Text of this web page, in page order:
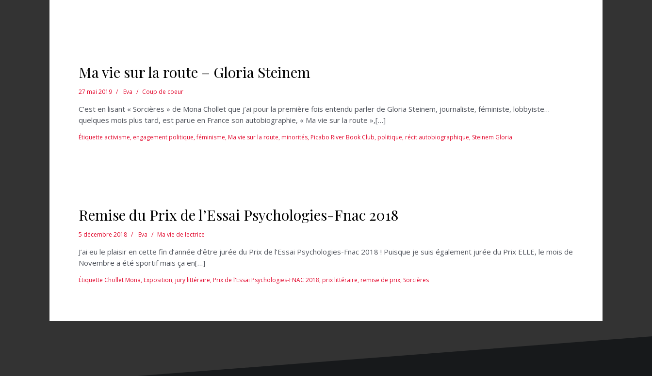
Ma vie sur la route – Gloria Steinem
27 mai 2019 Eva Coup de coeur
C’est en lisant « Sorcières » de Mona Chollet que j’ai pour la première fois entendu parler de Gloria Steinem, journaliste, féministe, lobbyiste…
quelques mois plus tard, est parue en France son autobiographie, « Ma vie sur la route »,[…]
Étiquette activisme, engagement politique,féminisme,Ma vie sur la route,minorités,Picabo River Book Club,politique,récit autobiographique, Steinem Gloria
Remise du Prix de l’Essai Psychologies-Fnac 2018
5 décembre 2018 Eva Ma vie de lectrice
J’ai eu le plaisir en cette fin d’année d’être jurée du Prix de l’Essai Psychologies-Fnac 2018 ! Puisque je suis également jurée du Prix ELLE, le mois de
Novembre a été sportif mais ça en[…]
Étiquette Chollet Mona,Exposition,jury littéraire,Prix de l'Essai Psychologies-FNAC 2018,prix littéraire,remise de prix, Sorcières